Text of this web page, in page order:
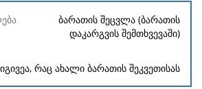
ბარათის შეცვლა (ბარათის
დაკარგვის შემთხვევაში)
რაც ახალი ბარათის შეკვეთისას